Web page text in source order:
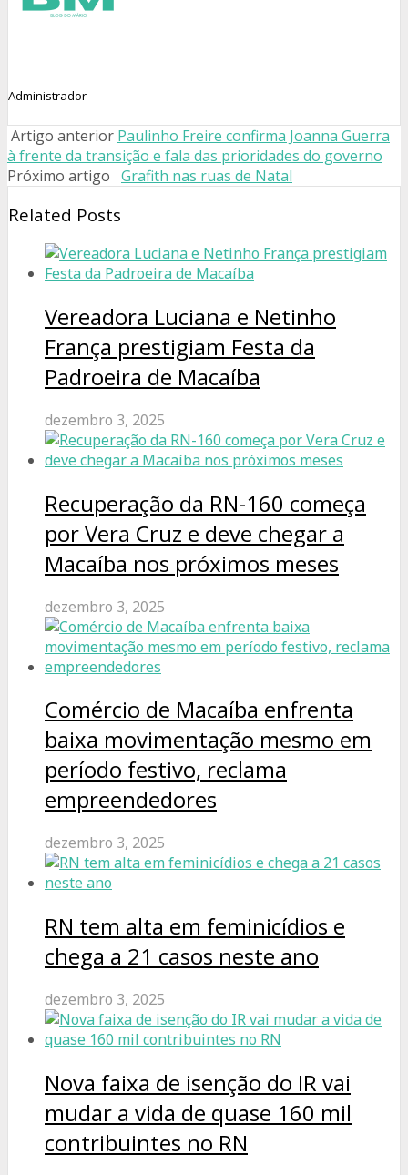
Administrador
Artigo anterior Paulinho Freire confirma Joanna Guerra
à frente da transição e fala das prioridades do governo
Próximo artigo Grafith nas ruas de Natal
Related Posts
Vereadora Luciana e Netinho
França prestigiam Festa da
Padroeira de Macaíba
dezembro 3, 2025
Recuperação da RN-160 começa
por Vera Cruz e deve chegar a
Macaíba nos próximos meses
dezembro 3, 2025
Comércio de Macaíba enfrenta
baixa movimentação mesmo em
período festivo, reclama
empreendedores
dezembro 3, 2025
RN tem alta em feminicídios e
chega a 21 casos neste ano
dezembro 3, 2025
Nova faixa de isenção do IR vai
mudar a vida de quase 160 mil
contribuintes no RN